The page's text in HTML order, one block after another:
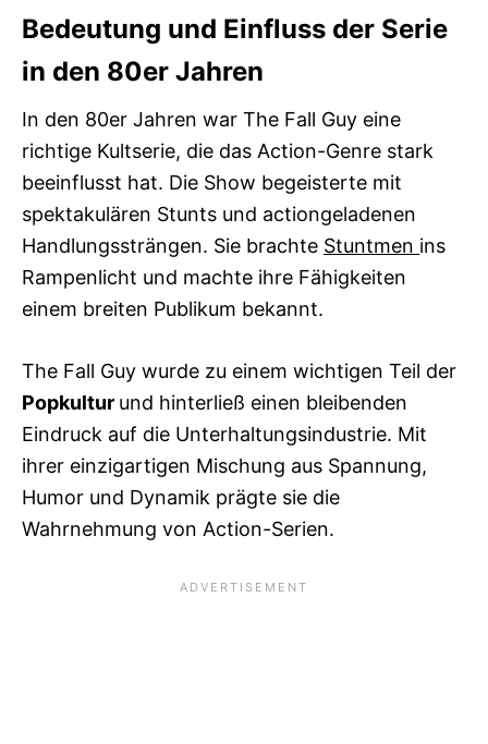
Bedeutung und Einfluss der Serie
in den 80er Jahren
In den 80er Jahren war The Fall Guy eine
richtige Kultserie, die das Action-Genre stark
beeinflusst hat. Die Show begeisterte mit
spektakulären Stunts und actiongeladenen
Handlungssträngen. Sie brachte Stuntmen ins
Rampenlicht und machte ihre Fähigkeiten
einem breiten Publikum bekannt.
The Fall Guy wurde zu einem wichtigen Teil der
Popkultur und hinterließ einen bleibenden
Eindruck auf die Unterhaltungsindustrie. Mit
ihrer einzigartigen Mischung aus Spannung,
Humor und Dynamik prägte sie die
Wahrnehmung von Action-Serien.